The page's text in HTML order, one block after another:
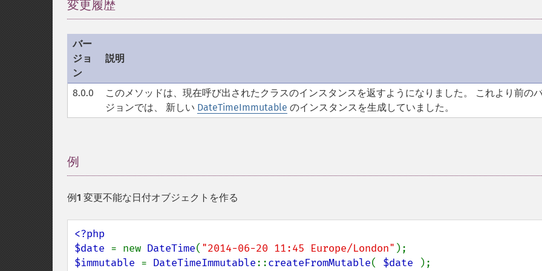
変更履歴
バー
ジョ
ン
説明
8.0.0
このメソッドは、現在呼び出されたクラスのインスタンスを返すようになりました。 これより前の
ジョンでは、 新しい DateTimeImmutable のインスタンスを生成していました。
例
例1 変更不能な日付オブジェクトを作る
<?php
$date = new DateTime( "2014-06-20 11:45 Europe/London"
$immutable = DateTimeImmutable::createFromMutable( $date );